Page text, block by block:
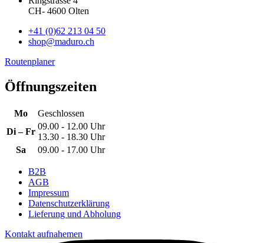
CH- 4600 Olten
+41 (0)62 213 04 50
shop@maduro.ch
Routenplaner
Öffnungszeiten
Mo
Geschlossen
Di – Fr
09.00 - 12.00 Uhr
13.30 - 18.30 Uhr
Sa
09.00 - 17.00 Uhr
B2B
AGB
Impressum
Datenschutzerklärung
Lieferung und Abholung
Kontakt aufnahemen